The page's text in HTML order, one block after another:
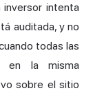
intenta
auditada, y no
todas las
en la misma
sobre el sitio